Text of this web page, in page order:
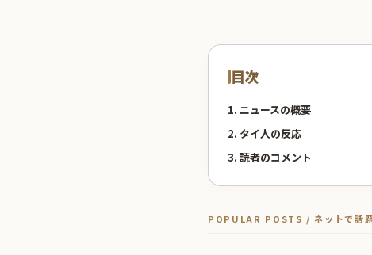
目次
1. ニュースの概要
2. タイ人の反応
3. 読者のコメント
POPULAR POSTS / ネットで話